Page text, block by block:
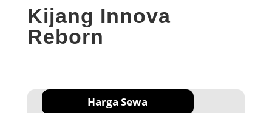
Kijang Innova
Reborn
Harga Sewa